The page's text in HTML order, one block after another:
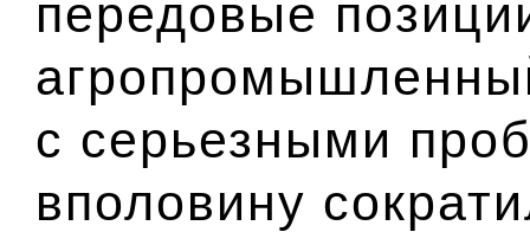
передовые
с серьезными
вполовину